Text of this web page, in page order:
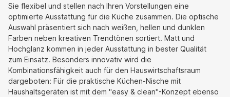
Sie flexibel und stellen nach Ihren Vorstellungen eine
optimierte Ausstattung für die Küche zusammen. Die optische
Auswahl präsentiert sich nach weißen, hellen und dunklen
Farben neben kreativen Trendtönen sortiert. Matt und
Hochglanz kommen in jeder Ausstattung in bester Qualität
zum Einsatz. Besonders innovativ wird die
Kombinationsfähigkeit auch für den Hauswirtschaftsraum
dargeboten: Für die praktische Küchen-Nische mit
Haushaltsgeräten ist mit dem "easy & clean"-Konzept ebenso